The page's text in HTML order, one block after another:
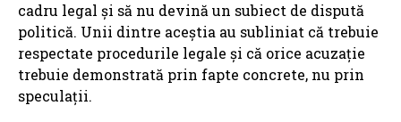
cadru legal și să nu devină un subiect de dispută
politică. Unii dintre aceștia au subliniat că trebuie
respectate procedurile legale și că orice acuzație
trebuie demonstrată prin fapte concrete, nu prin
speculații.